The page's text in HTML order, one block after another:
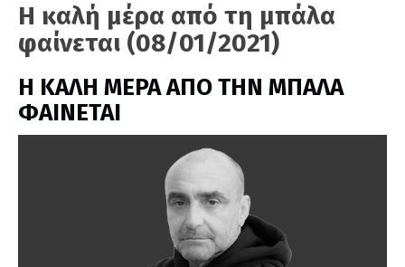
Η καλή μέρα από τη μπάλα
φαίνεται (08/01/2021)
H ΚΑΛΗ ΜΕΡΑ ΑΠΟ ΤΗΝ ΜΠΑΛΑ
ΦΑΙΝΕΤΑΙ